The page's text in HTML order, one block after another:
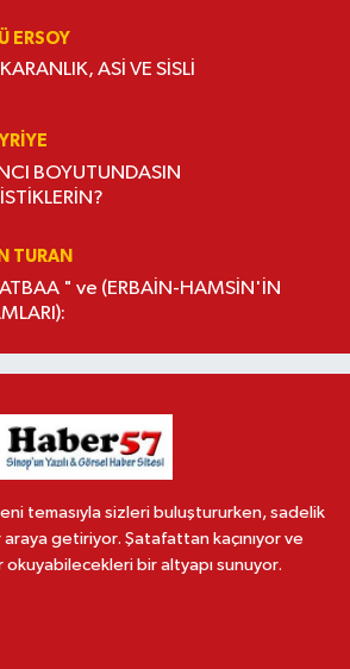
ERSOY
ASİ VE SİSLİ
TURAN
" ve (ERBAİN-HAMSİN'İN
temasıyla sizleri buluştururken, sadelik
getiriyor. Şatafattan kaçınıyor ve
okuyabilecekleri bir altyapı sunuyor.